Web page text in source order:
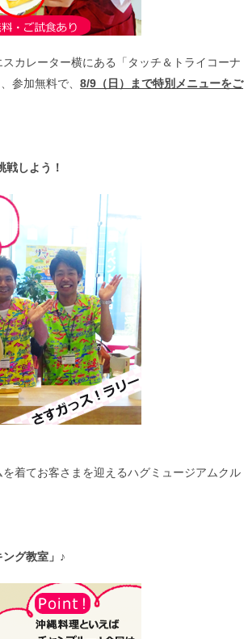
カレーター横にある「タッチ＆トライコーナ
参加無料で、 8/9（日）まで特別メニューをご
しよう！
着てお客さまを迎えるハグミュージアムクル
グ教室」♪